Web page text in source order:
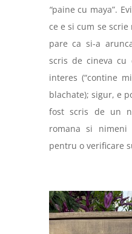
“paine cu maya”.
ce e si cum se
pare ca si-a
scris de cineva cu
interes (“contine
blachate); sigur, e
fost scris de un
romana si
pentru o verificare